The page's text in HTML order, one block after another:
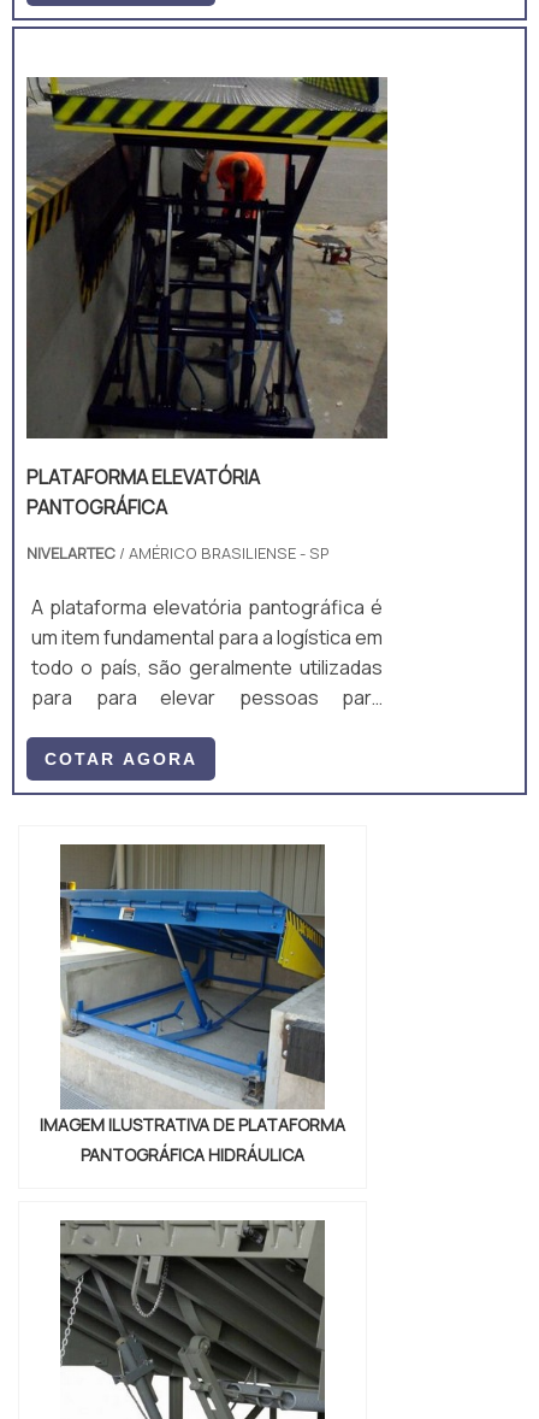
montar e desmontar um palete.
nunca foi tão importante como nos dias
atuais, por isso a plataforma vem
preencher esta lacuna de
equipamentos desenvolvidos
exclusivamente para facilitar a ati...
PLATAFORMA ELEVATÓRIA
PANTOGRÁFICA
NIVELARTEC / AMÉRICO BRASILIENSE - SP
A plataforma elevatória pantográfica é
um item fundamental para a logística em
todo o país, são geralmente utilizadas
para para elevar pessoas para
equipamento muito útil para elevação
de carga.A plataforma pode ser
funções, ou seja, locais onde
necessitem elevar cargas, é possível
aplicar uma plataforma elevatória de
carga. O equipamento atende as
especificações e no...
COTAR AGORA
IMAGEM ILUSTRATIVA DE PLATAFORMA
PANTOGRÁFICA HIDRÁULICA